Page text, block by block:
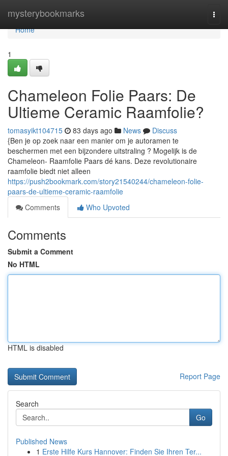
mysterybookmarks
Home
Home
1
Chameleon Folie Paars: De
Ultieme Ceramic Raamfolie?
tomasyikt104715 83 days ago News
Discuss
{Ben je op zoek naar een manier om je autoramen te
beschermen met een bijzondere uitstraling ? Mogelijk is de
Chameleon- Raamfolie Paars dé kans. Deze revolutionaire
raamfolie biedt niet alleen
https://push2bookmark.com/story21540244/chameleon-folie-
paars-de-ultieme-ceramic-raamfolie
Comments
Who Upvoted
Comments
Submit a Comment
No HTML
HTML is disabled
Report Page
Search
Go
Published News
1 Erste Hilfe Kurs Hannover: Finden Sie Ihren Ter...